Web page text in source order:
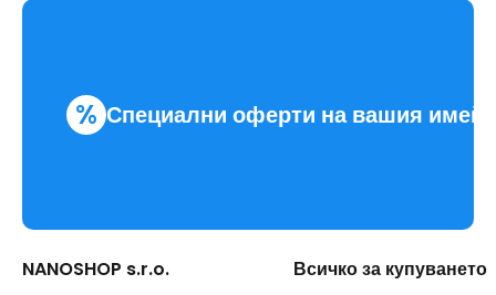
% Специални оферти на вашия
NANOSHOP s.r.o. Всичко за купуването